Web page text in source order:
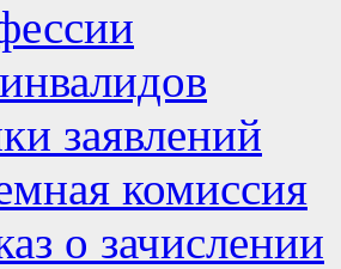
заявлений
комиссия
о зачислении